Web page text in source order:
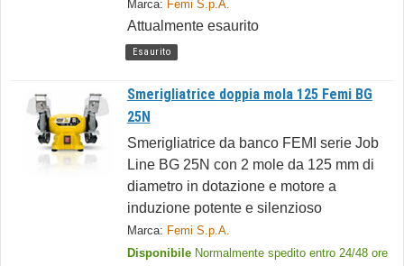
Marca: Femi S.p.A.
Attualmente esaurito
Esaurito
Smerigliatrice doppia mola 125 Femi BG
25N
Smerigliatrice da banco FEMI serie Job
Line BG 25N con 2 mole da 125 mm di
diametro in dotazione e motore a
induzione potente e silenzioso
Marca: Femi S.p.A.
Disponibile Normalmente spedito entro 24/48 ore